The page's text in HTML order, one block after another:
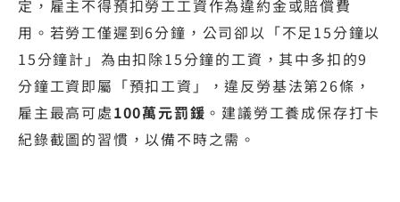
定，雇主不得預扣勞工工資作為違約金或賠償費
用。若勞工僅遲到6分鐘，公司卻以「不足15分鐘以
15分鐘計」為由扣除15分鐘的工資，其中多扣的9
分鐘工資即屬「預扣工資」，違反勞基法第26條，
雇主最高可處100萬元罰鍰 。建議勞工養成保存打卡
紀錄截圖的習慣，以備不時之需。